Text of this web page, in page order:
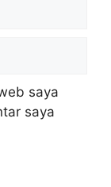
saya
saya